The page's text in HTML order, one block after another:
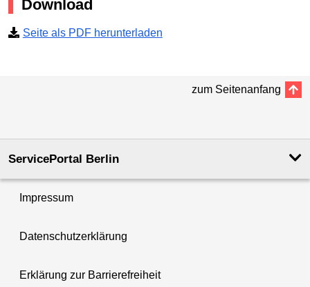
Download
Seite als PDF herunterladen
zum Seitenanfang
ServicePortal Berlin
Impressum
Datenschutzerklärung
Erklärung zur Barrierefreiheit